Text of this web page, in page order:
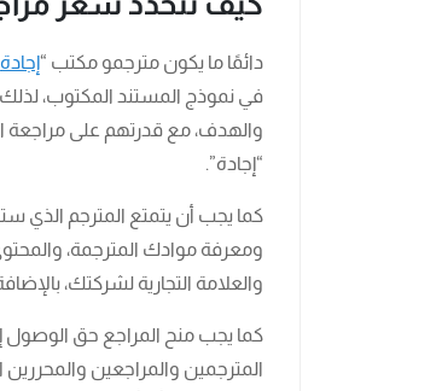
دائمًا ما يكون مترجمو مكتب “إجادة
في نموذج المستند المكتوب،
والهدف، مع قدرتهم على مراجعة
“إجادة”.
كما يجب أن يتمتع المترجم
ومعرفة موادك المترجمة،
والعلامة التجارية لشركتك،
كما يجب منح المراجع حق الوصول
المترجمين والمراجعين